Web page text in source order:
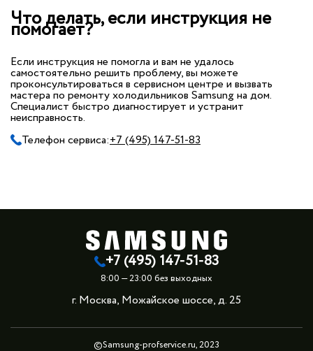
Что делать, если инструкция не
помогает?
Если инструкция не помогла и вам не удалось
самостоятельно решить проблему, вы можете
проконсультироваться в сервисном центре и вызвать
мастера по ремонту холодильников Samsung на дом.
Специалист быстро диагностирует и устранит
неисправность.
Телефон сервиса:+7 (495) 147-51-83
+7 (495) 147-51-83
8:00 — 23:00 без выходных
г. Москва, Можайское шоссе, д. 25
©Samsung-profservice.ru, 2023